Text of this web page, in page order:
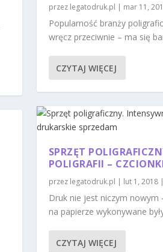
przez legatodruk.pl | mar 11,
Popularność branży
wręcz przeciwnie – ma się
CZYTAJ WIĘCEJ
SPRZĘT
POLIGRAFII –
przez legatodruk.pl | lut 1, 2018|
Druk nie jest niczym nowym
na papierze wykonywane
CZYTAJ WIĘCEJ